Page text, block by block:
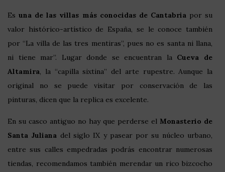
Esuna de las villas más conocidas de Cantabria por su
valor histórico-artístico de España, se le conoce también
por “La villa de las tres mentiras”, pues no es santa ni llana,
ni tiene mar”. Lugar donde se encuentran la Cueva de
Altamira, la “capilla sixtina” del arte rupestre. Aunque la
original no se puede visitar por conservación de las
pinturas, dicen que la replica es excelente.
En su casco antiguo no hay que perderse el Monasterio de
Santa Juliana del siglo IX y pasear por su núcleo urbano,
entre sus calles empedradas podrás encontrar numerosas
tiendas, recomendamos también merendar un rico bizcocho